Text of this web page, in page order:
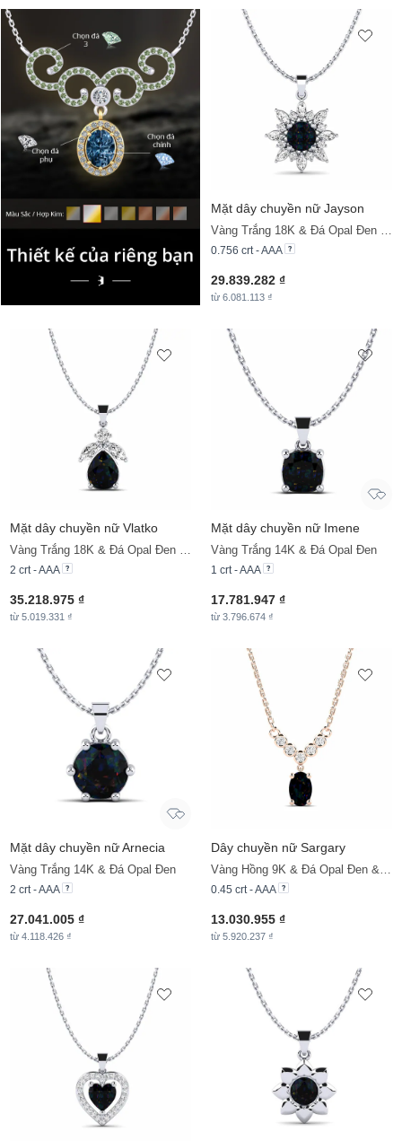
Mặt dây chuyền nữ Jayson
Vàng Trắng 18K & Đá Opal Đen & Đá Moissanite
0.756 crt - AAA
29.839.282 ₫
từ 6.081.113 ₫
Mặt dây chuyền nữ Vlatko
Vàng Trắng 18K & Đá Opal Đen & Đá Moissanite
2 crt - AAA
35.218.975 ₫
từ 5.019.331 ₫
Mặt dây chuyền nữ Imene
Vàng Trắng 14K & Đá Opal Đen
1 crt - AAA
17.781.947 ₫
từ 3.796.674 ₫
Mặt dây chuyền nữ Arnecia
Vàng Trắng 14K & Đá Opal Đen
2 crt - AAA
27.041.005 ₫
từ 4.118.426 ₫
Dây chuyền nữ Sargary
Vàng Hồng 9K & Đá Opal Đen & Đá Moissanite
0.45 crt - AAA
13.030.955 ₫
từ 5.920.237 ₫